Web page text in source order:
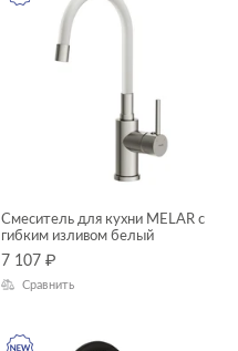
Смеситель для кухни MELAR с
гибким изливом белый
7 107 ₽
Сравнить